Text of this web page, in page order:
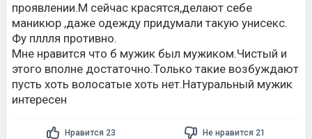
проявлении.М сейчас красятся,делают себе
маникюр ,даже одежду придумали такую унисекс.
Фу пллля противно.
Мне нравится что б мужик был мужиком.Чистый и
этого вполне достаточно.Только такие возбуждают
пусть хоть волосатые хоть нет.Натуральный мужик
интересен
Нравится 23 Не нравится 21